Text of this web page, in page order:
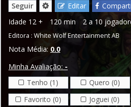
Seguir Editar
Idade 12 + 120 min 2 a 10
Editora : White Wolf Entertainment AB
Nota Média: 0.0
Minha Avaliação: -
Tenho (1)
Quero (0)
Favorito (0)
Joguei (0)